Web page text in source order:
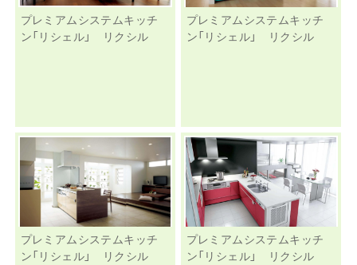
プレミアムシステムキッチ
ン「リシェル」 リクシル
プレミアムシステムキッチ
ン「リシェル」 リクシル
プレミアムシステムキッチ
ン「リシェル」 リクシル
プレミアムシステムキッチ
ン「リシェル」 リクシル